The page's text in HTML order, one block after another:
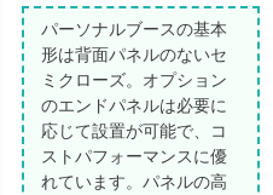
パーソナルブースの基本
形は背面パネルのないセ
ミクローズ。オプション
のエンドパネルは必要に
応じて設置が可能で、コ
ストパフォーマンスに優
れています。パネルの高